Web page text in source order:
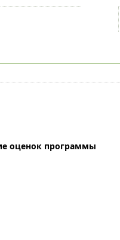
оценок программы